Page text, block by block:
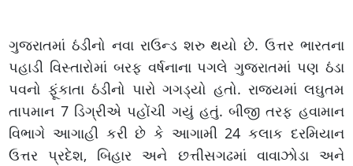
ગુજરાતમાં ઠંડીનો નવા રાઉન્ડ શરુ થયો છે. ઉત્તર ભારતના
પહાડી વિસ્તારોમાં બરફ વર્ષનાના પગલે ગુજરાતમાં પણ ઠંડા
પવનો ફૂંકાતા ઠંડીનો પારો ગગડ્યો હતો. રાજ્યમાં લઘુતમ
તાપમાન 7 ડિગ્રીએ પહોંચી ગયું હતું. બીજી તરફ હવામાન
વિભાગે આગાહી કરી છે કે આગામી 24 કલાક દરમિયાન
ઉત્તર પ્રદેશ, બિહાર અને છત્તીસગઢમાં વાવાઝોડા અને